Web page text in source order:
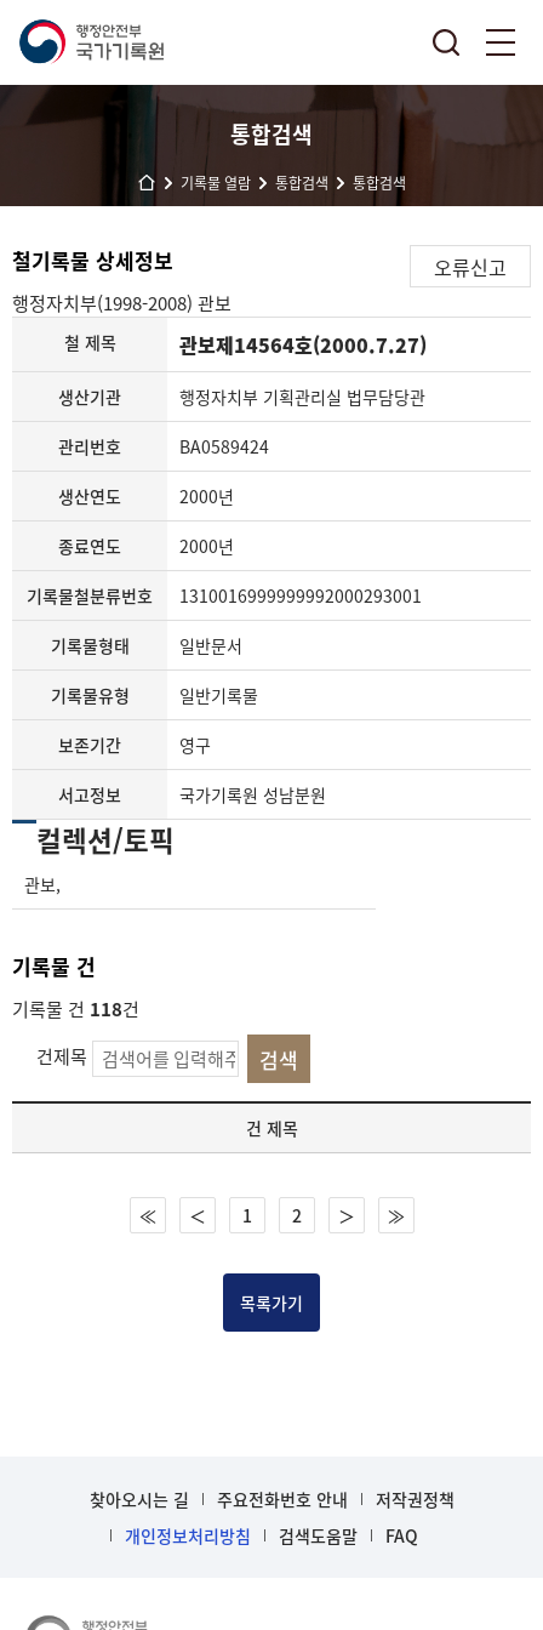
통합검색
기록물 열람 통합검색 통합검색
철기록물 상세정보 오류신고
행정자치부(1998-2008) 관보
철 제목 관보제14564호(2000.7.27)
생산기관 행정자치부 기획관리실 법무담당관
관리번호 BA0589424
생산연도 2000년
종료연도 2000년
기록물철분류번호 1310016999999992000293001
기록물형태 일반문서
기록물유형 일반기록물
보존기간 영구
서고정보 국가기록원 성남분원
컬렉션/토픽
관보,
기록물 건
기록물 건 118건
건제목
표
건 제목
≪ ＜ 1 2 ＞ ≫
목록가기
찾아오시는 길 주요전화번호 안내
저작권정책
개인정보처리방침
검색도움말 FAQ